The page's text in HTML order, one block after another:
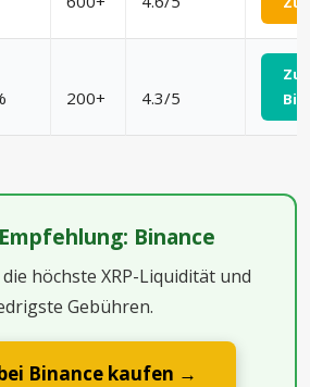
200+ 4.3/5
Zu
Binance
höchste XRP-Liquidität und
Gebühren.
Binance kaufen →